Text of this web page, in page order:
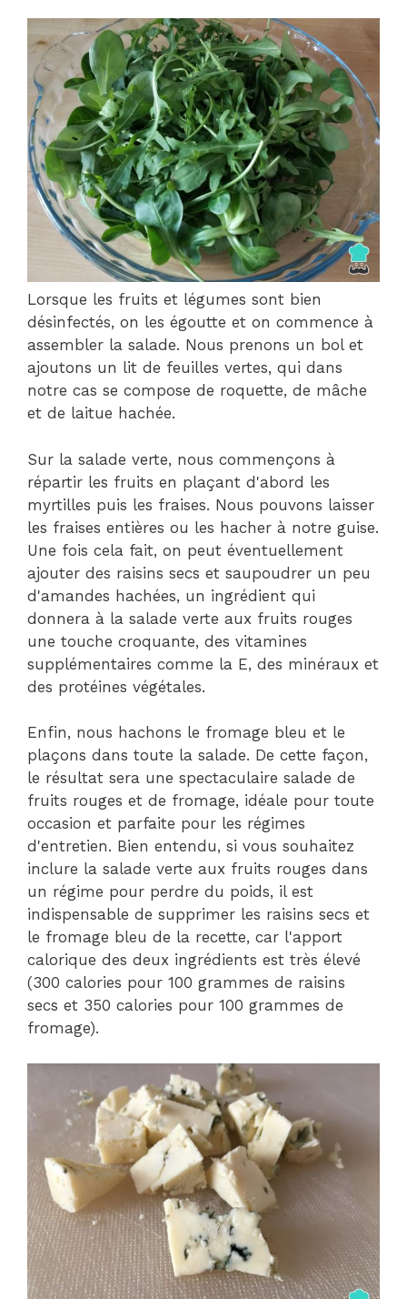
Lorsque les fruits et légumes sont bien
désinfectés, on les égoutte et on commence à
assembler la salade. Nous prenons un bol et
ajoutons un lit de feuilles vertes, qui dans
notre cas se compose de roquette, de mâche
et de laitue hachée.
Sur la salade verte, nous commençons à
répartir les fruits en plaçant d'abord les
myrtilles puis les fraises. Nous pouvons laisser
les fraises entières ou les hacher à notre guise.
Une fois cela fait, on peut éventuellement
ajouter des raisins secs et saupoudrer un peu
d'amandes hachées, un ingrédient qui
donnera à la salade verte aux fruits rouges
une touche croquante, des vitamines
supplémentaires comme la E, des minéraux et
des protéines végétales.
Enfin, nous hachons le fromage bleu et le
plaçons dans toute la salade. De cette façon,
le résultat sera une spectaculaire salade de
fruits rouges et de fromage, idéale pour toute
occasion et parfaite pour les régimes
d'entretien. Bien entendu, si vous souhaitez
inclure la salade verte aux fruits rouges dans
un régime pour perdre du poids, il est
indispensable de supprimer les raisins secs et
le fromage bleu de la recette, car l'apport
calorique des deux ingrédients est très élevé
(300 calories pour 100 grammes de raisins
secs et 350 calories pour 100 grammes de
fromage).